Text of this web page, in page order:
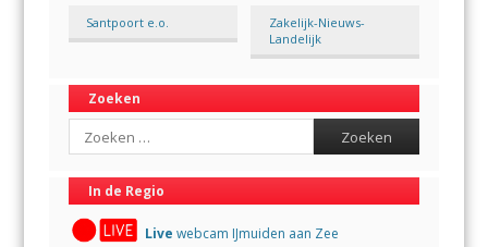
Santpoort e.o.
Zakelijk-Nieuws-
Landelijk
Zoeken
Search
In de Regio
Live webcam IJmuiden aan Zee